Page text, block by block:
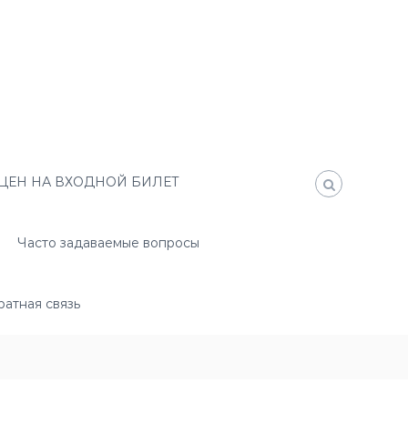
НА ВХОДНОЙ БИЛЕТ
Часто задаваемые вопросы
связь